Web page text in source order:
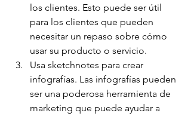
los clientes. Esto puede ser útil
para los clientes que pueden
necesitar un repaso sobre cómo
usar su producto o servicio.
Usa sketchnotes para crear
infografías. Las infografías pueden
ser una poderosa herramienta de
marketing que puede ayudar a